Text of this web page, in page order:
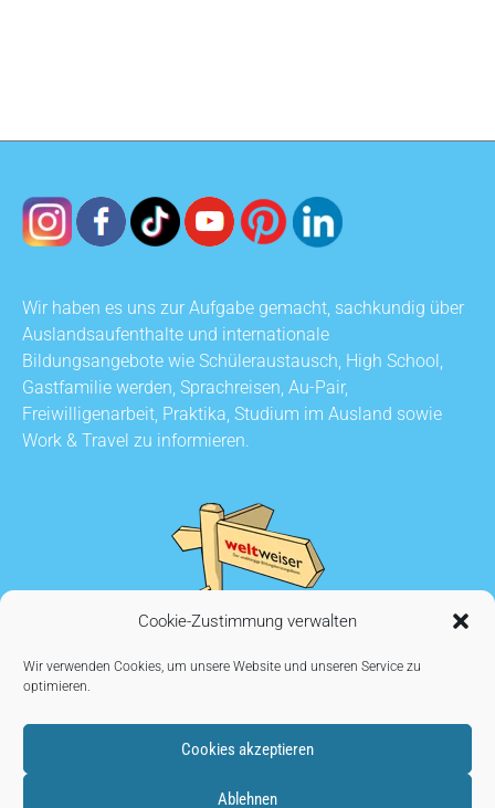
Cookie-Zustimmung verwalten
Wir verwenden Cookies, um unsere Website und unseren Service zu
optimieren.
Cookies akzeptieren
Ablehnen
Wir haben es uns zur Aufgabe gemacht, sachkundig über
Auslandsaufenthalte und internationale
Bildungsangebote wie Schüleraustausch, High School,
Gastfamilie werden, Sprachreisen, Au-Pair,
Freiwilligenarbeit, Praktika, Studium im Ausland sowie
Work & Travel zu informieren.